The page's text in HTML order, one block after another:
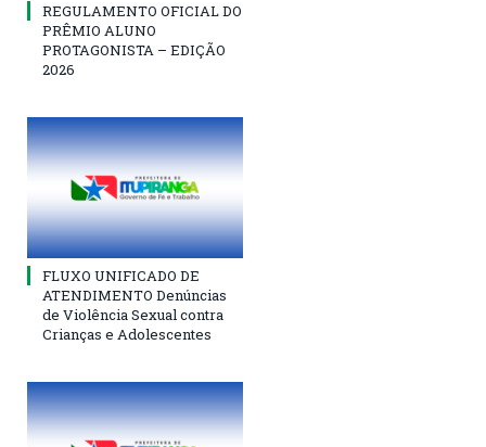
REGULAMENTO OFICIAL DO
PRÊMIO ALUNO
PROTAGONISTA – EDIÇÃO
2026
FLUXO UNIFICADO DE
ATENDIMENTO Denúncias
de Violência Sexual contra
Crianças e Adolescentes